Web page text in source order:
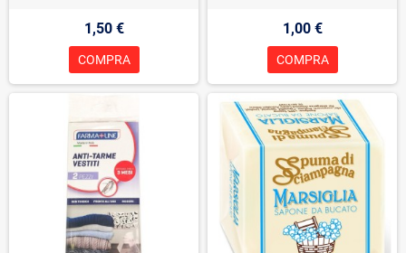
1,50 €
COMPRA
1,00 €
COMPRA